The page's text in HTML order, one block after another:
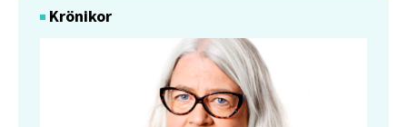
Krönikor